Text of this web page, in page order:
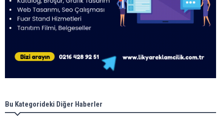
Bu Kategorideki Diğer Haberler